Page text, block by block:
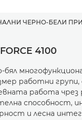
ЧЕРНО-БЕЛИ
4100
бял
работни групи,
работа чрез
способност,
и лесна